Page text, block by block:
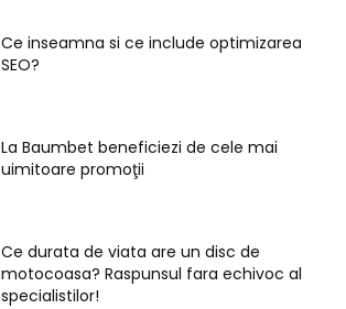
Ce inseamna si ce include optimizarea
SEO?
La Baumbet beneficiezi de cele mai
uimitoare promoţii
Ce durata de viata are un disc de
motocoasa? Raspunsul fara echivoc al
specialistilor!